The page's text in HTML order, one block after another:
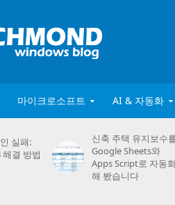
마이크로소프트 AI & 자동화
실패:
결 방법
신축 주택 유지보수
Google Sheets와
Apps Script로 자동
해 봤습니다